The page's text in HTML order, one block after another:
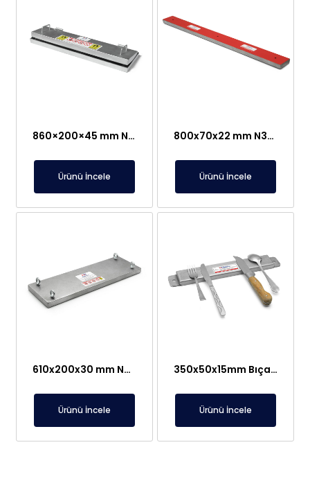
860×200×45 mm Neodyum Menteşeli Sızdırmaz Plaka Mıknatıs – Baharat/Kakao/Toz Şeker Hatlarında Kolay Temizleme
Ürünü İncele
800x70x22 mm N35 Neodyum Plaka Mıknatıs – Paslanmaz
Ürünü İncele
610x200x30 mm N35 Neodyum Plaka Mıknatıs
Ürünü İncele
350x50x15mm Bıçak Tutucu Plaka Mıknatıs
Ürünü İncele